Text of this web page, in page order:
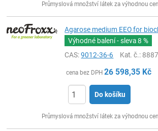
Průmyslová množství látek za výhodnou
Agarose medium EEO for
Výhodné balení - sleva8 %
CAS:9012-36-6 Kat. č.:
cena bez DPH 26 598,35 Kč
Do košíku
Průmyslová množství látek za výhodnou